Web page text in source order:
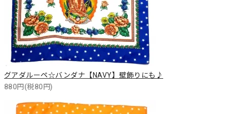
グアダルーペ☆バンダナ【NAVY】壁飾りにも♪
880円(税80円)